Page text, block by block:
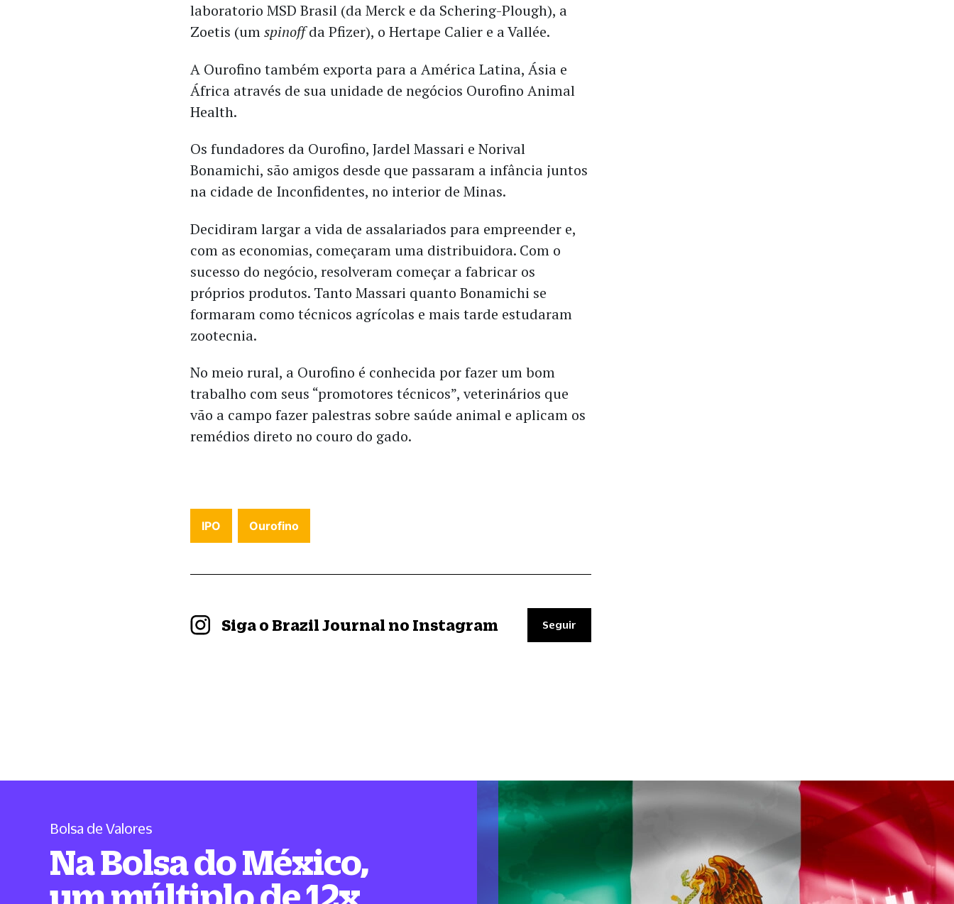
laboratorio MSD Brasil (da Merck e da Schering-Plough), a
Zoetis (umspinoffda Pfizer), o Hertape Calier e a Vallée.
A Ourofino também exporta para a América Latina, Ásia e
África através de sua unidade de negócios Ourofino Animal
Health.
Os fundadores da Ourofino, Jardel Massari e Norival
Bonamichi, são amigos desde que passaram a infância juntos
na cidade de Inconfidentes, no interior de Minas.
Decidiram largar a vida de assalariados para empreender e,
com as economias, começaram uma distribuidora. Com o
sucesso do negócio, resolveram começar a fabricar os
próprios produtos. Tanto Massari quanto Bonamichi se
formaram como técnicos agrícolas e mais tarde estudaram
zootecnia.
No meio rural, a Ourofino é conhecida por fazer um bom
trabalho com seus “promotores técnicos”, veterinários que
vão a campo fazer palestras sobre saúde animal e aplicam os
remédios direto no couro do gado.
IPO Ourofino
Siga o Brazil Journal no Instagram Seguir
Bolsa de Valores
Na Bolsa do México,